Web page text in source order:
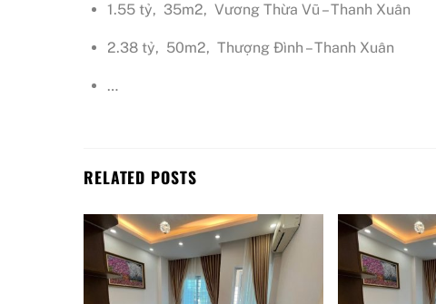
1.55 tỷ, 35m2, Vương Thừa Vũ – Thanh Xuân
2.38 tỷ, 50m2, Thượng Đình – Thanh Xuân
…
RELATED POSTS